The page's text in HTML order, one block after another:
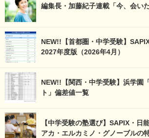
編集長・加藤紀子連載「今、会い
NEW!!【首都圏・中学受験】
2027年度版（2026年4月）
NEW!!【関西・中学受験】浜学園
ト」偏差値一覧
【中学受験の塾選び】SAPIX・日
アカ・エルカミノ・グノーブルの